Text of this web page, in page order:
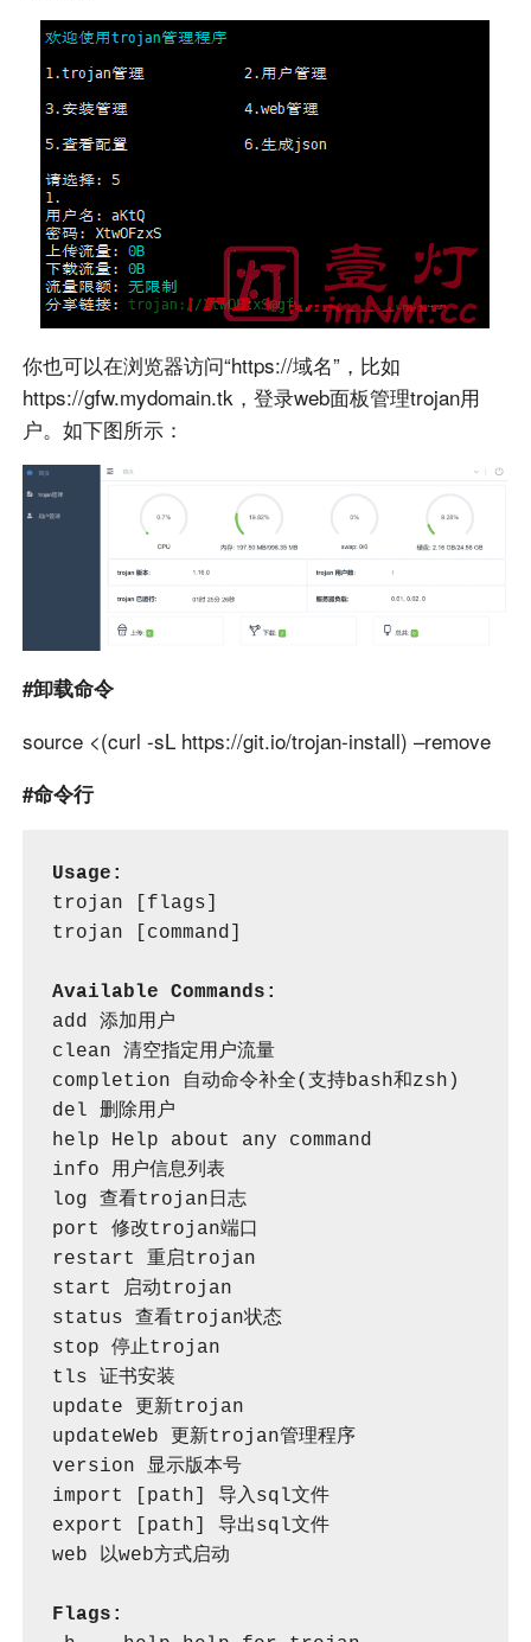
你也可以在浏览器访问“https://域名”，比如
https://gfw.mydomain.tk，登录web面板管理trojan用
户。如下图所示：
#卸载命令
source <(curl -sL https://git.io/trojan-install) –remove
#命令行
Usage:
trojan [flags]
trojan [command]
Available Commands:
add 添加用户
clean 清空指定用户流量
completion 自动命令补全(支持bash和zsh)
del 删除用户
help Help about any command
info 用户信息列表
log 查看trojan日志
port 修改trojan端口
restart 重启trojan
start 启动trojan
status 查看trojan状态
stop 停止trojan
tls 证书安装
update 更新trojan
updateWeb 更新trojan管理程序
version 显示版本号
import [path] 导入sql文件
export [path] 导出sql文件
web 以web方式启动
Flags: